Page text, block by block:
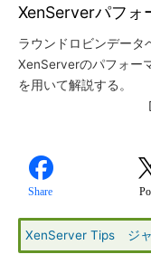
XenServerパフォ
ラウンドロビンデータ
XenServerのパフォー
を用いて解説する。
Share
XenServer Tips ジ